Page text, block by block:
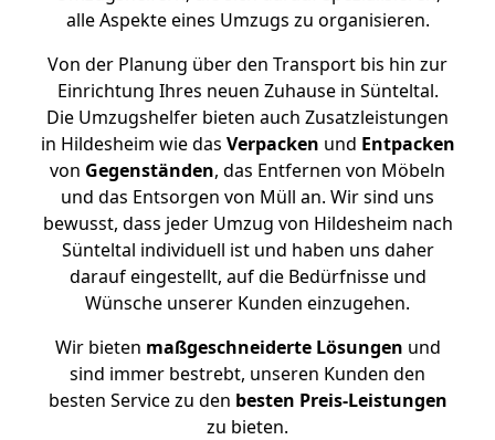
alle Aspekte eines Umzugs zu organisieren.
Von der Planung über den Transport bis hin zur
Einrichtung Ihres neuen Zuhause in Sünteltal.
Die Umzugshelfer bieten auch Zusatzleistungen
in Hildesheim wie das Verpacken und Entpacken
von Gegenständen, das Entfernen von Möbeln
und das Entsorgen von Müll an. Wir sind uns
bewusst, dass jeder Umzug von Hildesheim nach
Sünteltal individuell ist und haben uns daher
darauf eingestellt, auf die Bedürfnisse und
Wünsche unserer Kunden einzugehen.
Wir bieten maßgeschneiderte Lösungen und
sind immer bestrebt, unseren Kunden den
besten Service zu den besten Preis-Leistungen
zu bieten.